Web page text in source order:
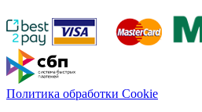
Политика обработки Cookie